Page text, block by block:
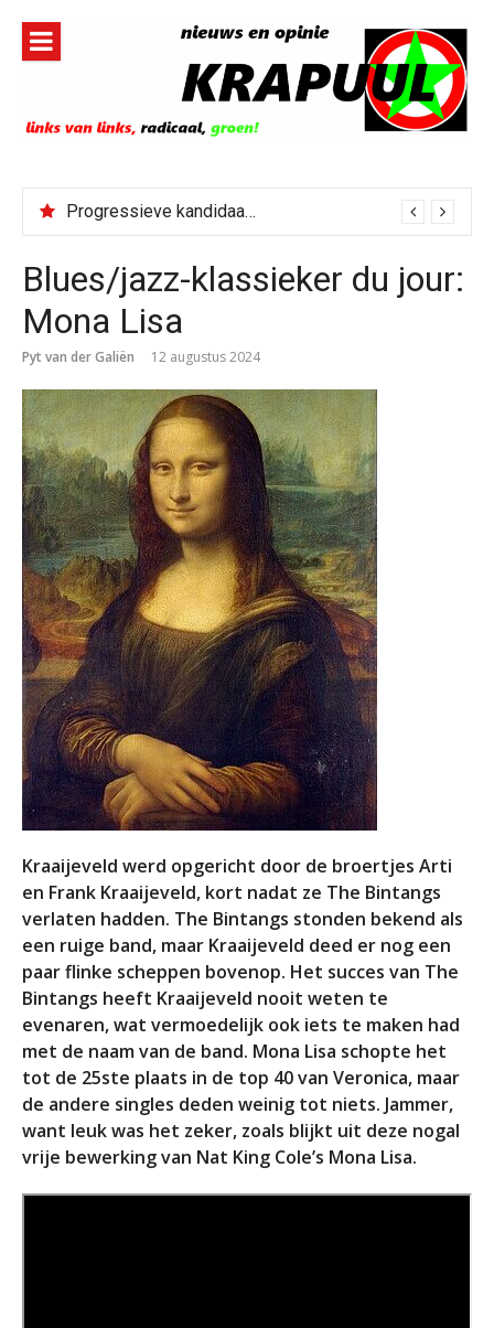
inhoud
Progressieve kandidaat El-Sayed senaatskandidaat Michigan
Blues/jazz-klassieker du jour:
Mona Lisa
Pyt van der Galiën 12 augustus 2024
Kraaijeveld werd opgericht door de broertjes Arti
en Frank Kraaijeveld, kort nadat ze The Bintangs
verlaten hadden. The Bintangs stonden bekend als
een ruige band, maar Kraaijeveld deed er nog een
paar flinke scheppen bovenop. Het succes van The
Bintangs heeft Kraaijeveld nooit weten te
evenaren, wat vermoedelijk ook iets te maken had
met de naam van de band. Mona Lisa schopte het
tot de 25ste plaats in de top 40 van Veronica, maar
de andere singles deden weinig tot niets. Jammer,
want leuk was het zeker, zoals blijkt uit deze nogal
vrije bewerking van Nat King Cole’s Mona Lisa.